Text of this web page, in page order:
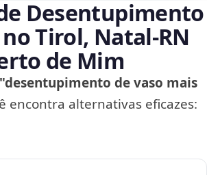
Desentupimento
Tirol, Natal‑RN
de Mim
"desentupimento de vaso mais
encontra alternativas eficazes: